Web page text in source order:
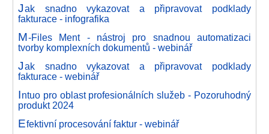
Jak snadno vykazovat a připravovat podklady
fakturace - infografika
M-Files Ment - nástroj pro snadnou automatizaci
tvorby komplexních dokumentů - webinář
Jak snadno vykazovat a připravovat podklady
fakturace - webinář
Intuo pro oblast profesionálních služeb - Pozoruhodný
produkt 2024
Efektivní procesování faktur - webinář